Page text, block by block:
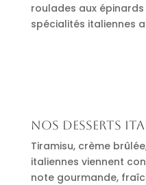
roulades aux
spécialités italiennes
Nos desserts
Tiramisu, crème
italiennes viennent
note gourmande,